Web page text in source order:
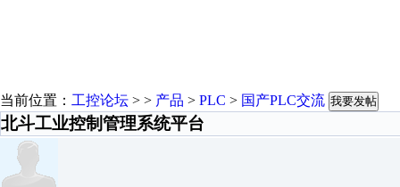
当前位置： 工控论坛 > > 产品 > PLC > 国产PLC交流 我要发帖
北斗工业控制管理系统平台